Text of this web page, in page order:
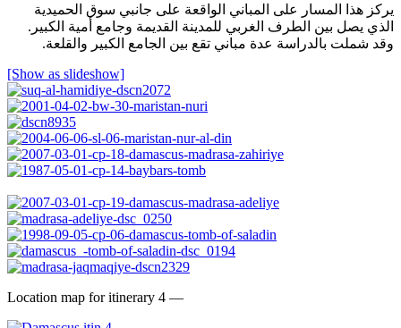
يركز هذا المسار على المباني الواقعة على جانبي سوق الحميدية
الذي يصل بين الطرف الغربي للمدينة القديمة وجامع أمية الكبير.
وقد شملت بالدراسة عدة مباني تقع بين الجامع الكبير والقلعة.
[Show as slideshow]
Location map for itinerary 4 —